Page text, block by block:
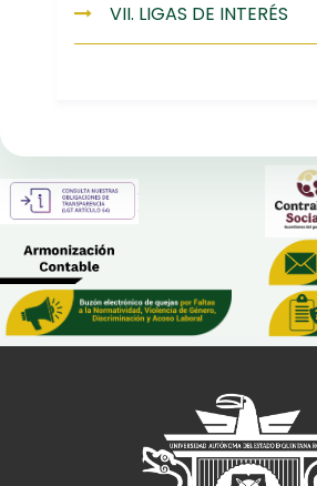
VII. LIGAS DE INTERÉS